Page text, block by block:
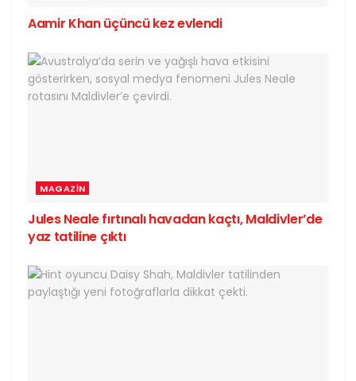
Aamir Khan üçüncü kez evlendi
MAGAZIN
Jules Neale fırtınalı havadan kaçtı, Maldivler’de
yaz tatiline çıktı